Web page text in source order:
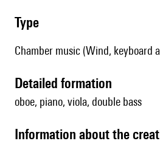
type
Chamber music (Wind, keyboard
detailed formation
oboe, piano, viola, double bass
information about the